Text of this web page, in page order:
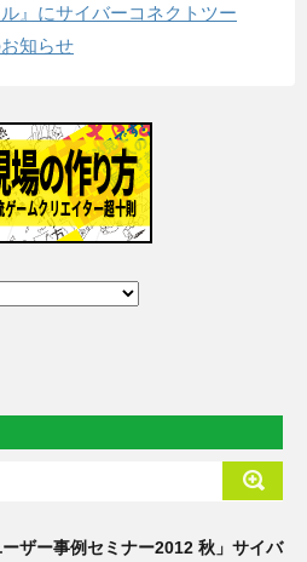
』にサイバーコネクトツー
知らせ
ザー事例セミナー2012 秋」サイバ